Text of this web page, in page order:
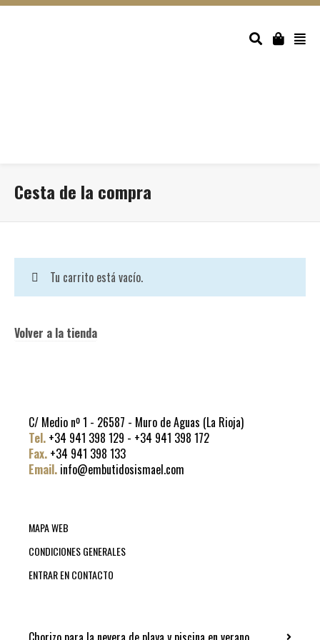
Cesta de la compra
Tu carrito está vacío.
Volver a la tienda
C/ Medio nº 1 - 26587 - Muro de Aguas (La Rioja)
Tel. +34 941 398 129 - +34 941 398 172
Fax. +34 941 398 133
Email. info@embutidosismael.com
MAPA WEB
CONDICIONES GENERALES
ENTRAR EN CONTACTO